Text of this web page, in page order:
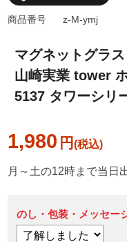
マグネットグラ
山崎実業 tower
5137 タワーシリ
1,980 円
商品番号 z-M-ymj
月～土の12時まで当日
のし・包装・メッセー